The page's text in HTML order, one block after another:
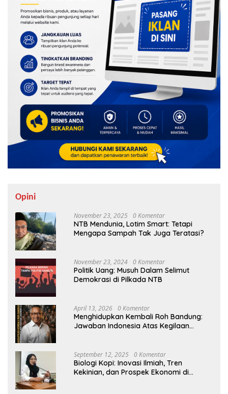
Opini
November 23, 2025 0 Komentar
NTB Mendunia, Lotim Smart: Tetapi
Mengapa Sampah Tak Juga Teratasi?
November 23, 2024 0 Komentar
Politik Uang: Musuh Dalam Selimut
Demokrasi di Pilkada NTB
April 13, 2026 0 Komentar
Menghidupkan Kembali Roh Bandung:
Jawaban Indonesia Atas Kegilaan
September 12, 2025 0 Komentar
Biologi Kopi: Inovasi Ilmiah, Tren
Kekinian, dan Prospek Ekonomi di